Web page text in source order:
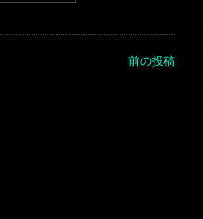
前の投稿